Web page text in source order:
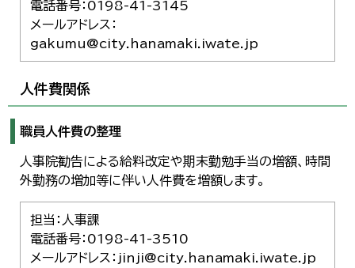
電話番号：0198-41-3145
メールアドレス：
gakumu@city.hanamaki.iwate.jp
人件費関係
職員人件費の整理
人事院勧告による給料改定や期末勤勉手当の増額、時間
外勤務の増加等に伴い人件費を増額します。
担当：人事課
電話番号：0198-41-3510
メールアドレス：jinji@city.hanamaki.iwate.jp